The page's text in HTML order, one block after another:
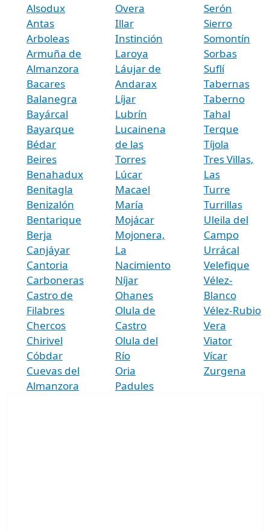
Alsodux
Antas
Arboleas
Armuña de
Almanzora
Bacares
Balanegra
Bayárcal
Bayarque
Bédar
Beires
Benahadux
Benitagla
Benizalón
Bentarique
Berja
Canjáyar
Cantoria
Carboneras
Castro de
Filabres
Chercos
Chirivel
Cóbdar
Cuevas del
Almanzora
Overa
Illar
Instinción
Laroya
Láujar de
Andarax
Líjar
Lubrín
Lucainena
de las
Torres
Lúcar
Macael
María
Mojácar
Mojonera,
La
Nacimiento
Níjar
Ohanes
Olula de
Castro
Olula del
Río
Oria
Padules
Serón
Sierro
Somontín
Sorbas
Suflí
Tabernas
Taberno
Tahal
Terque
Tíjola
Tres Villas,
Las
Turre
Turrillas
Uleila del
Campo
Urrácal
Velefique
Vélez-
Blanco
Vélez-Rubio
Vera
Viator
Vícar
Zurgena